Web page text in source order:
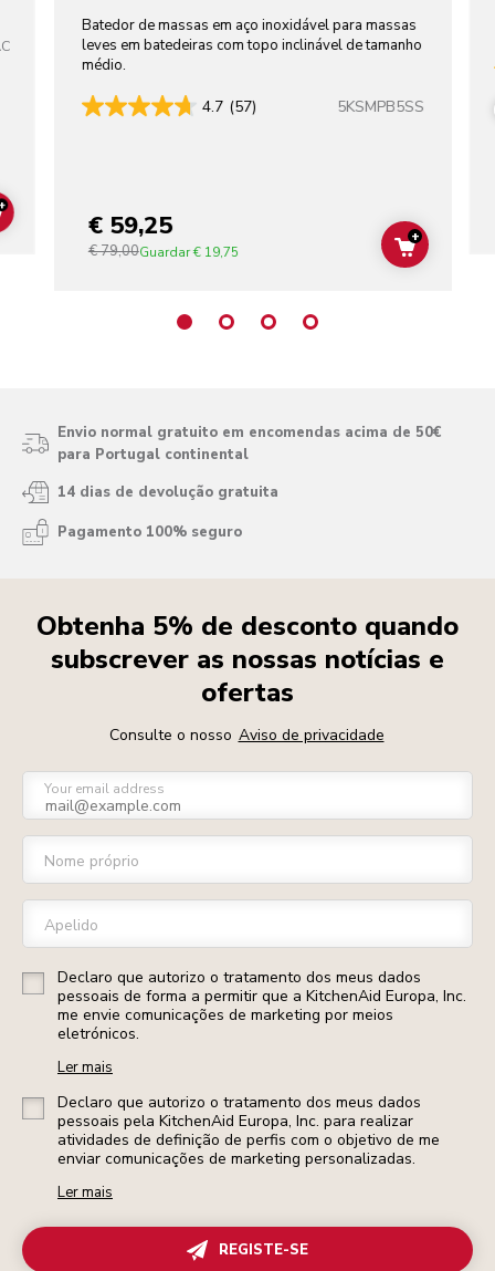
ADD TO CART
Batedor de massas em aço inoxidável para massas
leves em batedeiras com topo inclinável de tamanho
médio.
4.7 (57) 5KSMPB5SS
€ 59,25
€ 79,00Guardar€ 19,75 ADD TO
+
Envio normal gratuito em encomendas acima de 50€
para Portugal continental
14 dias de devolução gratuita
Pagamento 100% seguro
Obtenha 5% de desconto quando
subscrever as nossas notícias e
ofertas
Consulte o nosso Aviso de privacidade
Your email address
Nome próprio
Apelido
Declaro que autorizo o tratamento dos meus dados
pessoais de forma a permitir que a KitchenAid Europa, Inc.
me envie comunicações de marketing por meios
eletrónicos.
Ler mais
Declaro que autorizo o tratamento dos meus dados
pessoais pela KitchenAid Europa, Inc. para realizar
atividades de definição de perfis com o objetivo de me
enviar comunicações de marketing personalizadas.
Ler mais
REGISTE-SE